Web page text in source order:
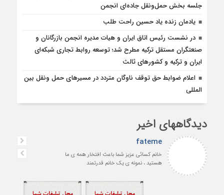
جلسه بخش حمل‌ونقل جاده‌ای انجمن
یادمان زنده یاد حسین راحت طلب
در نشست رئیس اتاق ایران و هیات مدیره انجمن بازرگانان و
صنعتگران مستقل ترکیه مطرح شد؛ توسعه روابط تجاری شبکه‌ای
ایران و ترکیه و کشورهای ثالث
اعلام ضوابط حق توقف ناوگان متردد در مسيرهاى حمل ونقل بين
المللى
دیدگاههای اخیر
fateme
خانم کسائی عزیز شما باعث افتخار همه ی ما
هستید ، نمونه ی یک خانم قدرتمند